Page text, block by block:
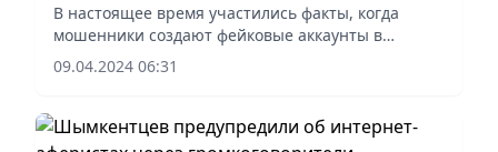
Telegram мошенники
В настоящее время участились факты, когда
мошенники создают фейковые аккаунты в
мессенджерах WhatsApp и Telegram, выставляют
фотографии и представляются руководителями
09.04.2024 06:31